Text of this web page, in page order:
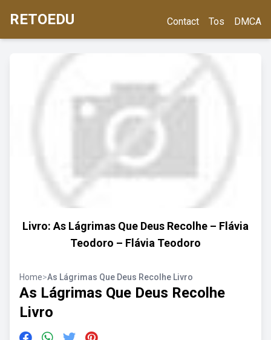
RETOEDU Contact Tos DMCA
Livro: As Lágrimas Que Deus Recolhe – Flávia
Teodoro – Flávia Teodoro
Home>As Lágrimas Que Deus Recolhe Livro
As Lágrimas Que Deus Recolhe
Livro